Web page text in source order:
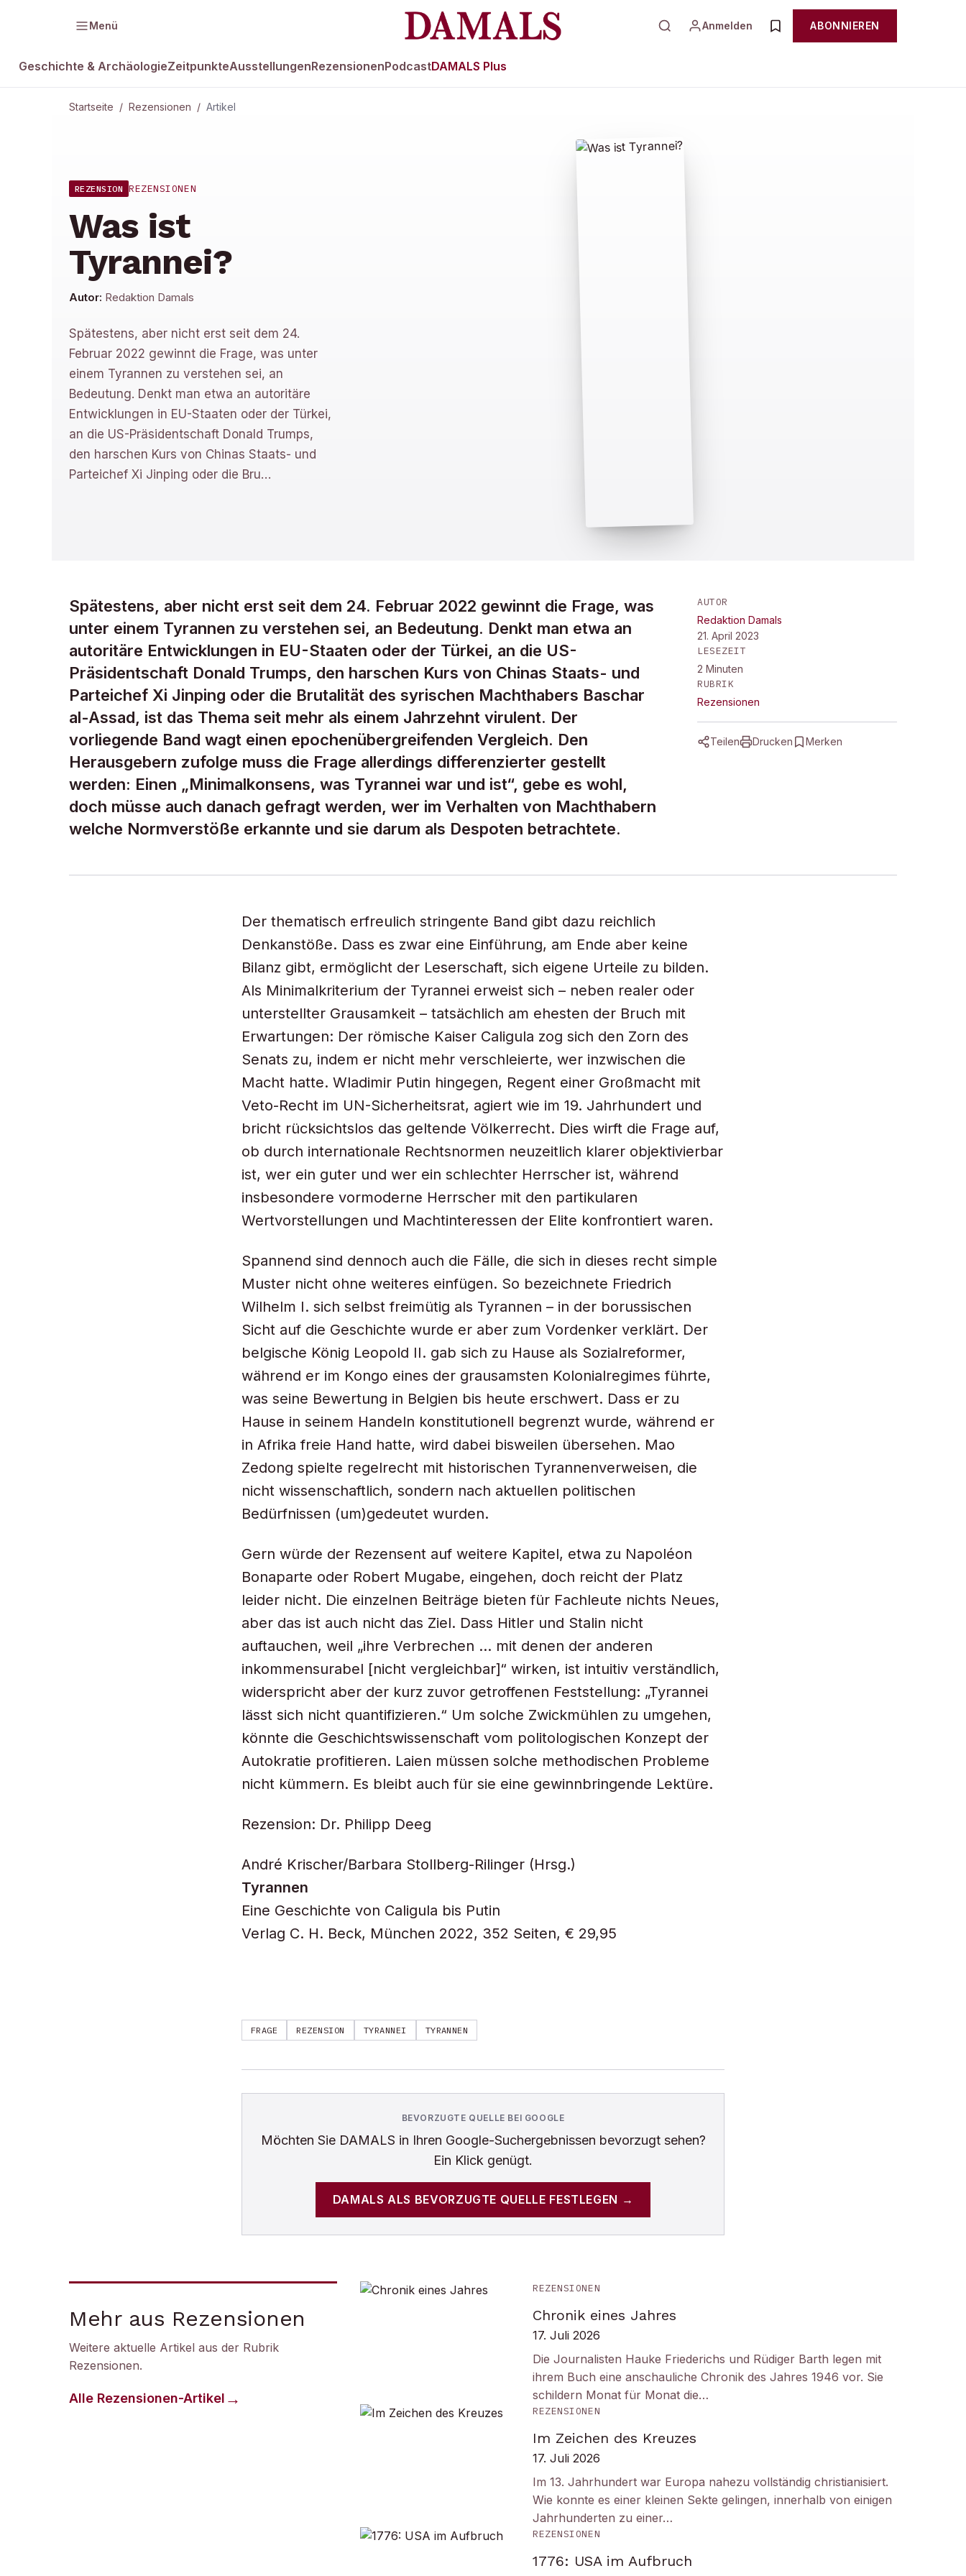
Menü Anmelden ABONNIEREN
Geschichte & ArchäologieZeitpunkteAusstellungenRezensionenPodcastDAMALS Plus
Startseite / Rezensionen / Artikel
REZENSION REZENSIONEN
Was ist
Tyrannei?
Autor: Redaktion Damals
Spätestens, aber nicht erst seit dem 24.
Februar 2022 gewinnt die Frage, was unter
einem Tyrannen zu verstehen sei, an
Bedeutung. Denkt man etwa an autoritäre
Entwicklungen in EU-Staaten oder der Türkei,
an die US-Präsidentschaft Donald Trumps,
den harschen Kurs von Chinas Staats- und
Parteichef Xi Jinping oder die Bru…
Spätestens, aber nicht erst seit dem 24. Februar 2022 gewinnt die Frage, was
unter einem Tyrannen zu verstehen sei, an Bedeutung. Denkt man etwa an
autoritäre Entwicklungen in EU-Staaten oder der Türkei, an die US-
Präsidentschaft Donald Trumps, den harschen Kurs von Chinas Staats- und
Parteichef Xi Jinping oder die Brutalität des syrischen Machthabers Baschar
al-Assad, ist das Thema seit mehr als einem Jahrzehnt virulent. Der
vorliegende Band wagt einen epochenübergreifenden Vergleich. Den
Herausgebern zufolge muss die Frage allerdings differenzierter gestellt
werden: Einen „Minimalkonsens, was Tyrannei war und ist“, gebe es wohl,
doch müsse auch danach gefragt werden, wer im Verhalten von Machthabern
welche Normverstöße erkannte und sie darum als Despoten betrachtete.
AUTOR
Redaktion Damals
21. April 2023
LESEZEIT
2 Minuten
RUBRIK
Rezensionen
Teilen Drucken Merken
Der thematisch erfreulich stringente Band gibt dazu reichlich
Denkanstöße. Dass es zwar eine Einführung, am Ende aber keine
Bilanz gibt, ermöglicht der Leserschaft, sich eigene Urteile zu bilden.
Als Minimalkriterium der Tyrannei erweist sich – neben realer oder
unterstellter Grausamkeit – tatsächlich am ehesten der Bruch mit
Erwartungen: Der römische Kaiser Caligula zog sich den Zorn des
Senats zu, indem er nicht mehr verschleierte, wer inzwischen die
Macht hatte. Wladimir Putin hingegen, Regent einer Großmacht mit
Veto-Recht im UN-Sicherheitsrat, agiert wie im 19. Jahrhundert und
bricht rücksichtslos das geltende Völkerrecht. Dies wirft die Frage auf,
ob durch internationale Rechtsnormen neuzeitlich klarer objektivierbar
ist, wer ein guter und wer ein schlechter Herrscher ist, während
insbesondere vormoderne Herrscher mit den partikularen
Wertvorstellungen und Machtinteressen der Elite konfrontiert waren.
Spannend sind dennoch auch die Fälle, die sich in dieses recht simple
Muster nicht ohne weiteres einfügen. So bezeichnete Friedrich
Wilhelm I. sich selbst freimütig als Tyrannen – in der borussischen
Sicht auf die Geschichte wurde er aber zum Vordenker verklärt. Der
belgische König Leopold II. gab sich zu Hause als Sozialreformer,
während er im Kongo eines der grausamsten Kolonialregimes führte,
was seine Bewertung in Belgien bis heute erschwert. Dass er zu
Hause in seinem Handeln konstitutionell begrenzt wurde, während er
in Afrika freie Hand hatte, wird dabei bisweilen übersehen. Mao
Zedong spielte regelrecht mit historischen Tyrannenverweisen, die
nicht wissenschaftlich, sondern nach aktuellen politischen
Bedürfnissen (um)gedeutet wurden.
Gern würde der Rezensent auf weitere Kapitel, etwa zu Napoléon
Bonaparte oder Robert Mugabe, eingehen, doch reicht der Platz
leider nicht. Die einzelnen Beiträge bieten für Fachleute nichts Neues,
aber das ist auch nicht das Ziel. Dass Hitler und Stalin nicht
auftauchen, weil „ihre Verbrechen … mit denen der anderen
inkommensurabel [nicht vergleichbar]“ wirken, ist intuitiv verständlich,
widerspricht aber der kurz zuvor getroffenen Feststellung: „Tyrannei
lässt sich nicht quantifizieren.“ Um solche Zwickmühlen zu umgehen,
könnte die Geschichtswissenschaft vom politologischen Konzept der
Autokratie profitieren. Laien müssen solche methodischen Probleme
nicht kümmern. Es bleibt auch für sie eine gewinnbringende Lektüre.
Rezension: Dr. Philipp Deeg
André Krischer/Barbara Stollberg-Rilinger (Hrsg.)
Tyrannen
Eine Geschichte von Caligula bis Putin
Verlag C. H. Beck, München 2022, 352 Seiten, € 29,95
FRAGE REZENSION TYRANNEI TYRANNEN
BEVORZUGTE QUELLE BEI GOOGLE
Möchten Sie DAMALS in Ihren Google-Suchergebnissen bevorzugt sehen?
Ein Klick genügt.
DAMALS ALS BEVORZUGTE QUELLE FESTLEGEN →
Mehr aus Rezensionen
Weitere aktuelle Artikel aus der Rubrik
Rezensionen.
Alle Rezensionen-Artikel
REZENSIONEN
Chronik eines Jahres
17. Juli 2026
Die Journalisten Hauke Friederichs und Rüdiger Barth legen mit
ihrem Buch eine anschauliche Chronik des Jahres 1946 vor. Sie
schildern Monat für Monat die…
REZENSIONEN
Im Zeichen des Kreuzes
17. Juli 2026
Im 13. Jahrhundert war Europa nahezu vollständig christianisiert.
Wie konnte es einer kleinen Sekte gelingen, innerhalb von einigen
Jahrhunderten zu einer…
REZENSIONEN
1776: USA im Aufbruch